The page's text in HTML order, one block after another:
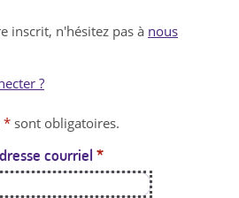
n
t
a
inscrit, n'hésitez pas à nous
?
* sont obligatoires.
courriel *